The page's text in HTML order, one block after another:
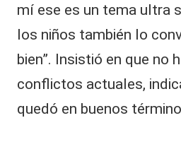
mí ese es un tema ultra
los niños también lo
bien”. Insistió en que no
conflictos actuales,
quedó en buenos